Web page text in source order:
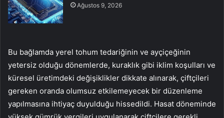
Ağustos 9, 2026
Bu bağlamda yerel tohum tedariğinin ve ayçiçeğinin
yetersiz olduğu dönemlerde, kuraklık gibi iklim koşulları ve
küresel üretimdeki değişiklikler dikkate alınarak, çiftçileri
gereken oranda olumsuz etkilemeyecek bir düzenleme
yapılmasına ihtiyaç duyulduğu hissedildi. Hasat döneminde